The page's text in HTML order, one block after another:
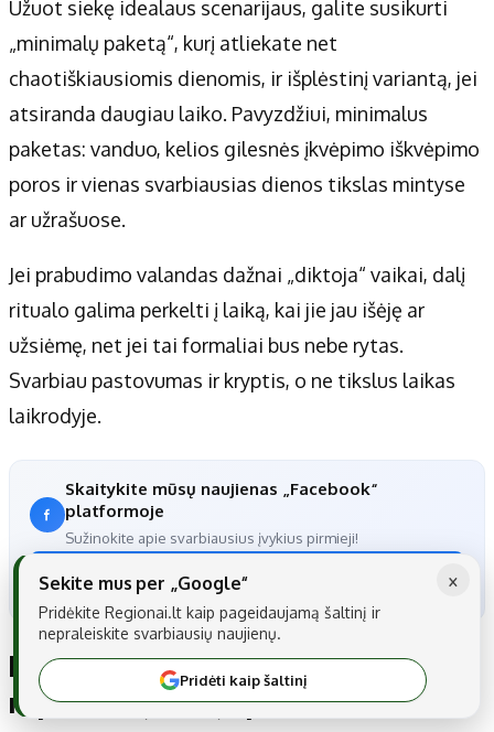
Užuot siekę idealaus scenarijaus, galite susikurti
„minimalų paketą“, kurį atliekate net
chaotiškiausiomis dienomis, ir išplėstinį variantą, jei
atsiranda daugiau laiko. Pavyzdžiui, minimalus
paketas: vanduo, kelios gilesnės įkvėpimo iškvėpimo
poros ir vienas svarbiausias dienos tikslas mintyse
ar užrašuose.
Jei prabudimo valandas dažnai „diktoja“ vaikai, dalį
ritualo galima perkelti į laiką, kai jie jau išėję ar
užsiėmę, net jei tai formaliai bus nebe rytas.
Svarbiau pastovumas ir kryptis, o ne tikslus laikas
laikrodyje.
Skaitykite mūsų naujienas „Facebook“
platformoje
Sužinokite apie svarbiausius įvykius pirmieji!
Sekti
Kada verta keisti ritualą ir kaip
nepaversti jo nauja prievole
×
Sekite mus per „Google“
Pridėkite Regionai.lt kaip pageidaujamą šaltinį ir
nepraleiskite svarbiausių naujienų.
Pridėti kaip šaltinį